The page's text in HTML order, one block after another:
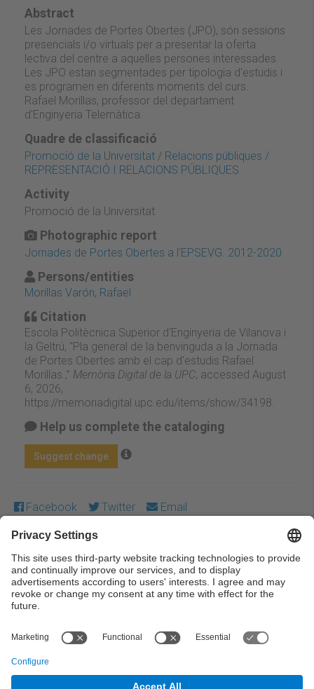
Abstract
Les Jornades de Portes Obertes (JPO), són sessions
presencials i/o virtuals per a presentar la oferta
lectiva del centre a aquelles persones interessades.
Les JPO estan segmentades per tipologia d'estudis i
es programen en diferents moments del curs.
Rafael Morillas, professor del departament
d'Enginyeria Telemàtica.
Quadre de classificació
Promoció de la Universitat / Relacions públiques /
REPRESENTACIÓ I RELACIONS PÚBLIQUES
Activity
Promoció de la Universitat
Photographic report
Jornades de Portes Obertes a l'EPSEVG. 2012-2020
Persons/entities
Morillas Varón, Rafael
Citation
Escola Politècnica Superior d'Enginyeria de Vilanova i
la Geltrú, “Pla general de la benvinguda a la Jornada
de Portes Obertes amb el cap d'estudis Rafael
Morillas.,” Memòria Digital de la UPC, accessed August
6, 2026,
https://memoriadigital.upc.edu/items/show/34198
Help us complete the cataloging
Suggest change
Facebook Twitter Email
Except where otherwise noted, content on this work is
licensed under a Creative Commons license:Attribution-
NonCommercial-NoDerivs 4.0 Generic